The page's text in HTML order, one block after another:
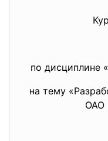
по дисциплине
на тему
ОАО